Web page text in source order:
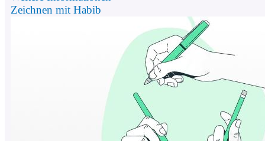
Zeichnen mit Habib